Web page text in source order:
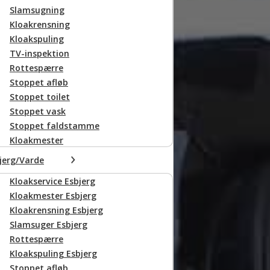
Slamsugning
Kloakrensning
Kloakspuling
TV-inspektion
Rottespærre
Stoppet afløb
Stoppet toilet
Stoppet vask
Stoppet faldstamme
Kloakmester
Varde
Kloakservice Esbjerg
Kloakmester Esbjerg
Kloakrensning Esbjerg
Slamsuger Esbjerg
Rottespærre
Kloakspuling Esbjerg
Stoppet afløb